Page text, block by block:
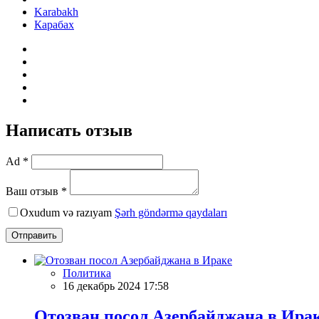
Karabakh
Карабах
Написать отзыв
Ad *
Ваш отзыв *
Oxudum və razıyam Şərh göndərmə qaydaları
Отправить
Политика
16 декабрь 2024 17:58